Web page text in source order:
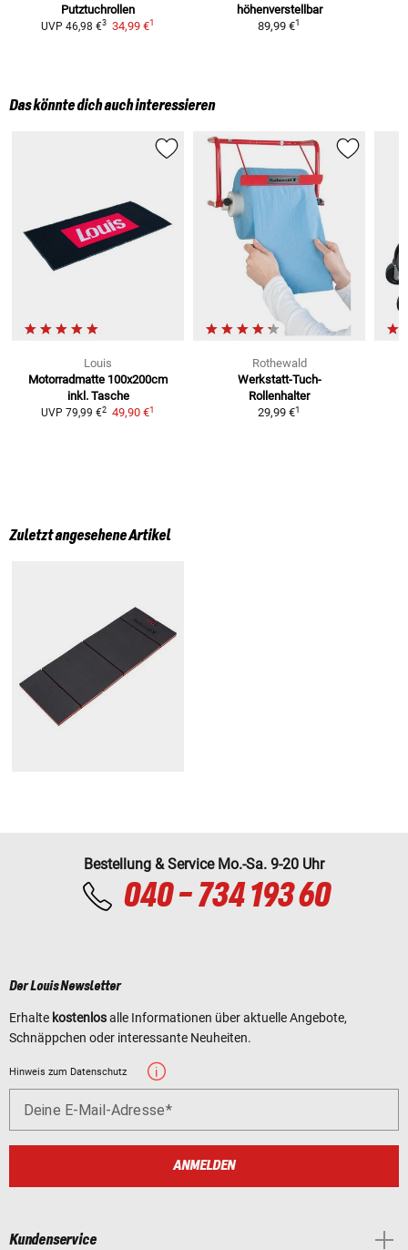
Putztuchrollen
UVP 46,98 €3 34,99 €1
höhenverstellbar
89,99 €1
Das könnte dich auch interessieren
Louis
Motorradmatte 100x200cm
inkl. Tasche
UVP 79,99 €2 49,90 €1
Rothewald
Werkstatt-Tuch-
Rollenhalter
29,99 €1
Zuletzt angesehene Artikel
Bestellung & Service Mo.-Sa. 9-20 Uhr
040 - 734 193 60
Der Louis Newsletter
Erhalte kostenlosalle Informationen über aktuelle Angebote,
Schnäppchen oder interessante Neuheiten.
Hinweis zum Datenschutz
Deine E-Mail-Adresse
ANMELDEN
Kundenservice